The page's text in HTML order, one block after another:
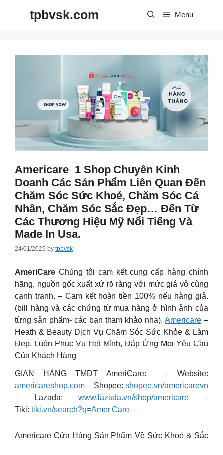
tpbvsk.com Menu
Americare 1 Shop Chuyên Kinh
Doanh Các Sản Phẩm Liên Quan Đến
Chăm Sóc Sức Khoẻ, Chăm Sóc Cá
Nhân, Chăm Sóc Sắc Đẹp… Đến Từ
Các Thương Hiệu Mỹ Nổi Tiếng Và
Made In Usa.
24/01/2025 by tpbvsk
AmeriCare Chúng tôi cam kết cung cấp hàng chính
hãng, nguồn gốc xuất xứ rõ ràng với mức giá vô cùng
cạnh tranh. – Cam kết hoàn tiền 100% nếu hàng giả.
(bill hàng và các chứng từ mua hàng ở hình ảnh của
từng sản phẩm- các bạn tham khảo nha). Americare –
Heath & Beauty Dịch Vụ Chăm Sóc Sức Khỏe & Làm
Đẹp, Luôn Phục Vụ Hết Mình, Đáp Ứng Mọi Yêu Cầu
Của Khách Hàng
GIAN HÀNG TMĐT AmeriCare: – Website:
americareshop.com – Shopee: shopee.vn/americarevn
– Lazada: www.lazada.vn/shop/americare–
Tiki: tiki.vn/search?q=AmeriCare
Americare Cửa Hàng Sản Phẩm Về Sức Khoẻ & Sắc